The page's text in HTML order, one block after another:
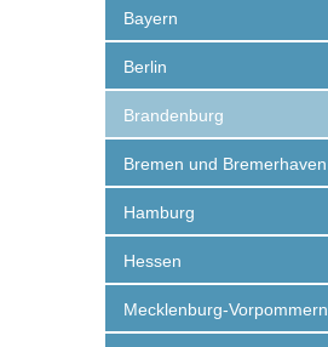
Bayern
Berlin
Brandenburg
Bremen und Bremerhaven
Hamburg
Hessen
Mecklenburg-Vorpommern